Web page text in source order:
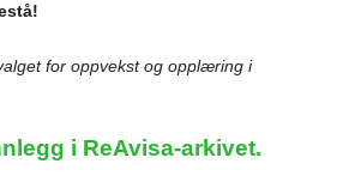
for oppvekst og opplæring i
i ReAvisa-arkivet.